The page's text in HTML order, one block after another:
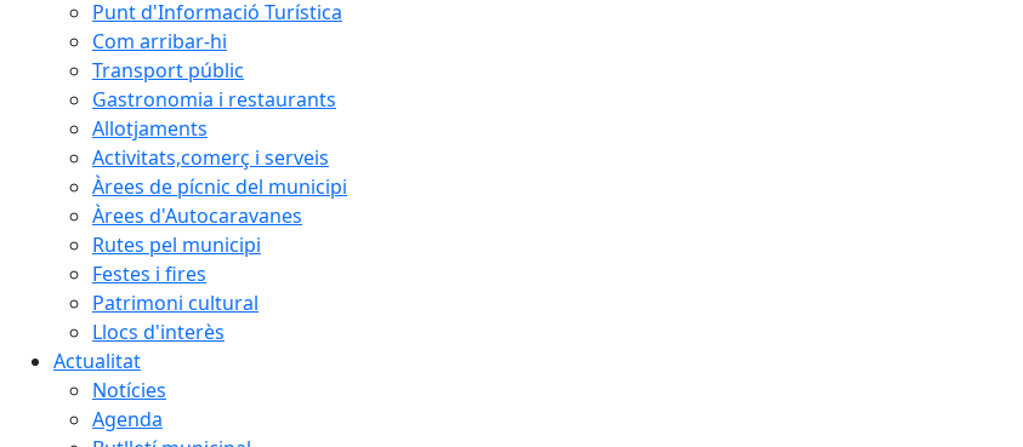
Punt d'Informació Turística
Com arribar-hi
Transport públic
Gastronomia i restaurants
Allotjaments
Activitats,comerç i serveis
Àrees de pícnic del municipi
Àrees d'Autocaravanes
Rutes pel municipi
Festes i fires
Patrimoni cultural
Llocs d'interès
Actualitat
Notícies
Agenda